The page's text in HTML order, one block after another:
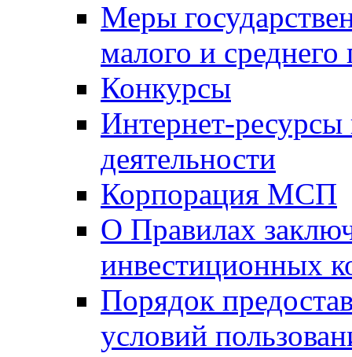
Меры
малого и среднего
Конкурсы
Интернет-
деятельности
Корпорация МСП
О Правилах
инвестиционных
Порядок
условий